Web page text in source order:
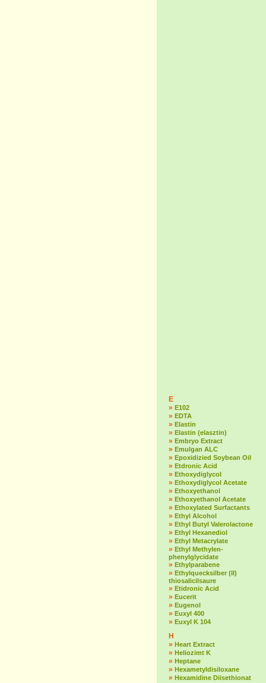
E
» E102
» EDTA
» Elastin
» Elastin (elasztin)
» Embryo Extract
» Emulgan ALC
» Epoxidizied Soybean Oil
» Etdronic Acid
» Ethoxydiglycol
» Ethoxydiglycol Acetate
» Ethoxyethanol
» Ethoxyethanol Acetate
» Ethoxylated Surfactants
» Ethyl Alcohol
» Ethyl Butyl Valerolactone
» Ethyl Hexanediol
» Ethyl Metacrylate
» Ethyl Methylen-
phenylglycidate
» Ethylparabene
» Ethylquecksilber (II)
thiosalicilsaure
» Etidronic Acid
» Eucerit
» Eugenol
» Euxyl 400
» Euxyl K 104
H
» Heart Extract
» Heliozimt K
» Heptane
» Hexametyldisiloxane
» Hexamidine Diisethionat